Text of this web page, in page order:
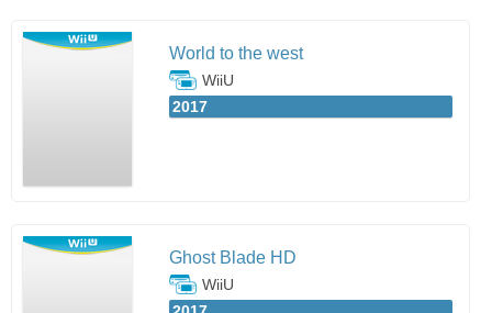
World to the west
WiiU
2017
Ghost Blade HD
WiiU